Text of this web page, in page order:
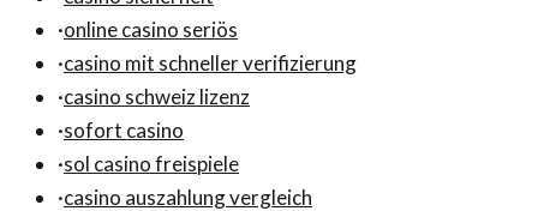
·online casino seriös
·casino mit schneller verifizierung
·casino schweiz lizenz
·sofort casino
·sol casino freispiele
·casino auszahlung vergleich